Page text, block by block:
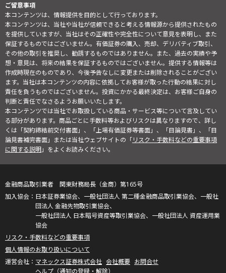
ご留意事項
本コンテンツは、情報提供を目的として行っております。
本コンテンツは、当社や当社が信頼できると考える情報源から提供されたもの
を提供していますが、当社はその正確性や完全性について意見を表明し、また
保証するものではございません。有価証券の購入、売却、デリバティブ取引、
その他の取引を推奨し、勧誘するものではありません。また、過去の実績や予
想・意見は、将来の結果を保証するものではございません。提供する情報等は
作成時現在のものであり、今後予告なしに変更または削除されることがござい
ます。当社は本コンテンツの内容に依拠してお客様が取った行動の結果に対し
責任を負うものではございません。投資にかかる最終決定は、お客様ご自身の
判断と責任でなさるようお願いいたします。
本コンテンツでは当社でお取扱している商品・サービス等について言及してい
る部分があります。商品ごとに手数料等およびリスクは異なりますので、詳し
くは「契約締結前交付書面」、「上場有価証券等書面」、「目論見書」、「目
論見書補完書面」または当社ウェブサイトの「リスク・手数料などの重要事項
に関する説明」をよくお読みください。
金融商品取引業者 関東財務局長（金商）第165号
日本証券業協会、一般社団法人 第二種金融商品取引業協会、一般社
団法人 金融先物取引業協会、
一般社団法人 日本暗号資産等取引業協会、一般社団法人 資産運用業
協会
リスク・手数料などの重要事項
個人情報のお取り扱いについて
マネックス証券株式会社 会社概要 お問合せ
ヘルプ（通知の登録・解除）